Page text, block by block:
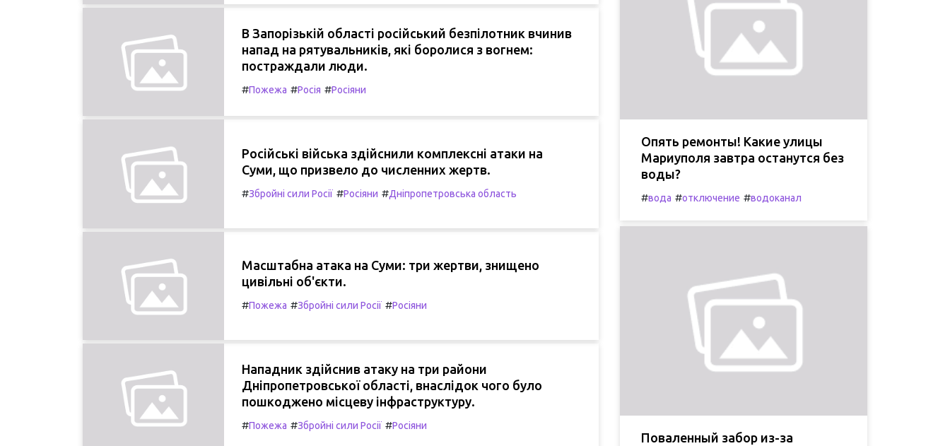
В Запорізькій області російський безпілотник вчинив
напад на рятувальників, які боролися з вогнем:
постраждали люди.
#Пожежа #Росія #Росіяни
Російські війська здійснили комплексні атаки на
Суми, що призвело до численних жертв.
#Збройні сили Росії #Росіяни #Дніпропетровська область
Масштабна атака на Суми: три жертви, знищено
цивільні об'єкти.
#Пожежа #Збройні сили Росії #Росіяни
Нападник здійснив атаку на три райони
Дніпропетровської області, внаслідок чого було
пошкоджено місцеву інфраструктуру.
#Пожежа #Збройні сили Росії #Росіяни
Опять ремонты! Какие улицы
Мариуполя завтра останутся без
воды?
#вода #отключение #водоканал
Поваленный забор из-за